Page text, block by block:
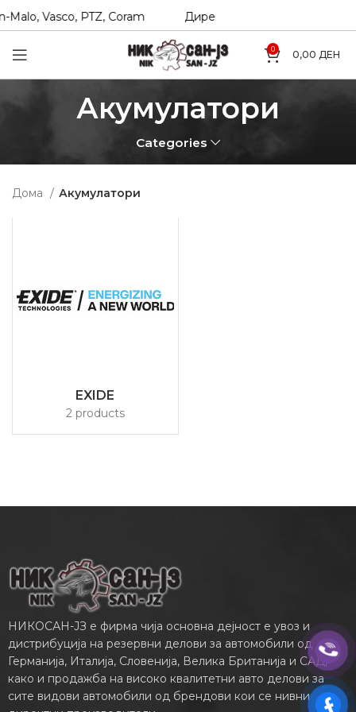
Vasco, PTZ, Coram Директни увозници на Hexol,
0 0,00 ДЕН
Акумулатори
Categories
Дома Акумулатори
EXIDE
2 products
НИКОСАН-ЈЗ е фирма чија основна дејност е увоз и
дистрибуција на резервни делови за автомобили од
Германија, Италија, Словенија, Велика Британија и САД,
како и продажба на високо квалитетни авто делови за
сите видови автомобили од брендови кои се нивни